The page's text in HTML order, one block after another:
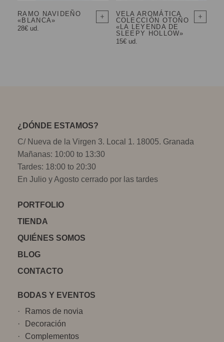
RAMO NAVIDEÑO
«BLANCA»
28€ ud.
VELA AROMÁTICA
COLECCIÓN OTOÑO
«LA LEYENDA DE
SLEEPY HOLLOW»
15€ ud.
¿DÓNDE ESTAMOS?
C/ Nueva de la Virgen 3. Local 1. 18005. Granada
Mañanas: 10:00 to 13:30
Tardes: 18:00 to 20:30
En Julio y Agosto cerrado por las tardes
PORTFOLIO
TIENDA
QUIÉNES SOMOS
BLOG
CONTACTO
BODAS Y EVENTOS
Ramos de novia
Decoración
Complementos